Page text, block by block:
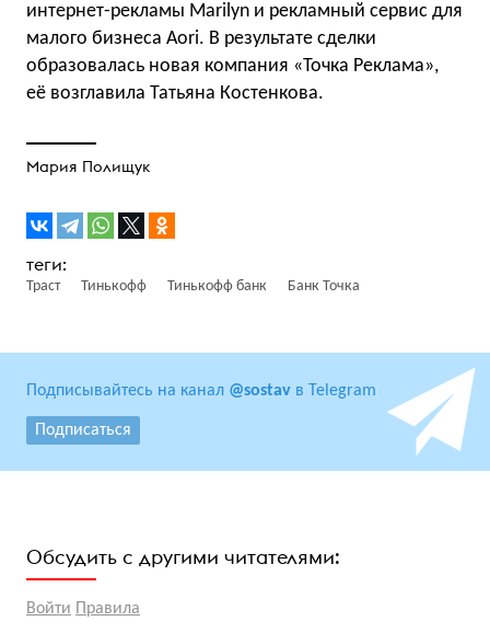
интернет-рекламы Marilyn и рекламный сервис для
малого бизнеса Aori. В результате сделки
образовалась новая компания «Точка Реклама»,
её возглавила Татьяна Костенкова.
Мария Полищук
Траст Тинькофф Тинькофф банк Банк Точка
Подписывайтесь на канал @sostav в Telegram
Подписаться
Обсудить с другими читателями:
Войти Правила